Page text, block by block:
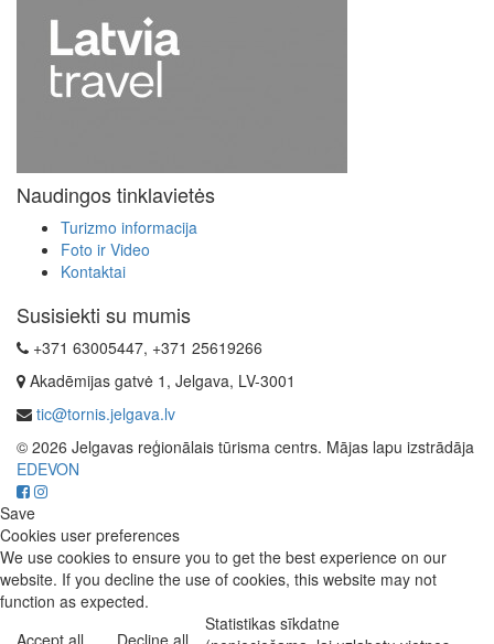
Naudingos tinklavietės
Turizmo informacija
Foto ir Video
Kontaktai
Susisiekti su mumis
+371 63005447, +371 25619266
Akadēmijas gatvė 1, Jelgava, LV-3001
tic@tornis.jelgava.lv
© 2026 Jelgavas reģionālais tūrisma centrs. Mājas lapu izstrādāja
EDEVON
Save
Cookies user preferences
We use cookies to ensure you to get the best experience on our
website. If you decline the use of cookies, this website may not
function as expected.
Statistikas sīkdatne